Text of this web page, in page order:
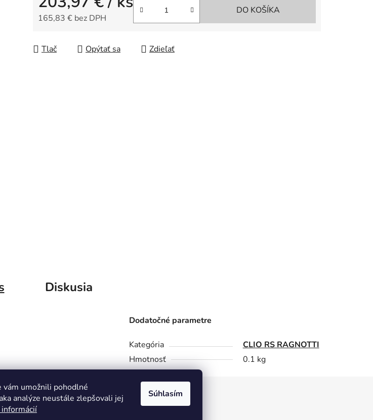
vám umožnili pohodlné
analýze neustále zlepšovali jej
informácií
Súhlasím
hviezdičiek.
165,83 € bez DPH
DO KOŠÍKA
Tlač Opýtať sa Zdieľať
Diskusia
Dodatočné parametre
Kategória
CLIO RS RAGNOTTI
Hmotnosť
0.1 kg